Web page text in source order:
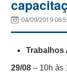
04/09/2019
Trabalhos
29/08 – 10h às